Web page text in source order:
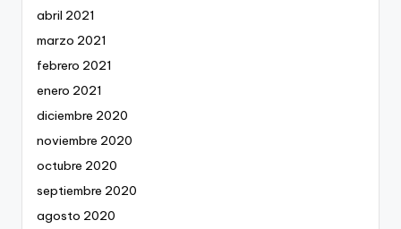
abril 2021
marzo 2021
febrero 2021
enero 2021
diciembre 2020
noviembre 2020
octubre 2020
septiembre 2020
agosto 2020